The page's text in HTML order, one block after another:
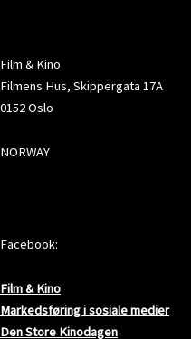
Film & Kino
Filmens Hus, Skippergata 17A
0152 Oslo
NORWAY
Facebook:
Film & Kino
Markedsføring i sosiale medier
Den Store Kinodagen